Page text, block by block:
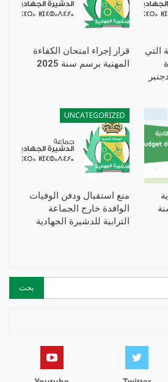
التي
الجهادية ايام 07 و 10 دجنبر
قرار إجراء امتحان الكفاءة
المهنية برسم سنة 2025
UNCATEGORIZED
منع استقبال ودفن الوفيات
الوافدة خارج الجماعة
الترابية للدشيرة الجهادية